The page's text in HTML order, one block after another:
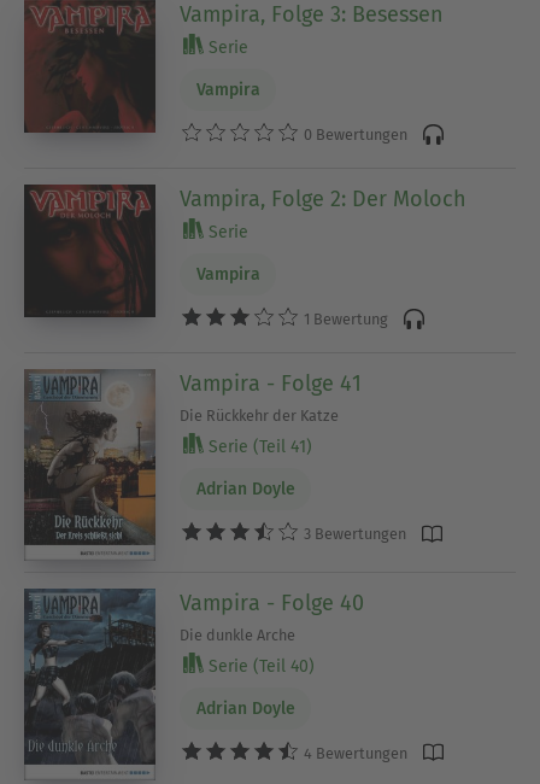
Vampira, Folge 3: Besessen
Serie
Vampira
0 Bewertungen
Vampira, Folge 2: Der Moloch
Serie
Vampira
1 Bewertung
Vampira - Folge 41
Die Rückkehr der Katze
Serie (Teil 41)
Adrian Doyle
3 Bewertungen
Vampira - Folge 40
Die dunkle Arche
Serie (Teil 40)
Adrian Doyle
4 Bewertungen